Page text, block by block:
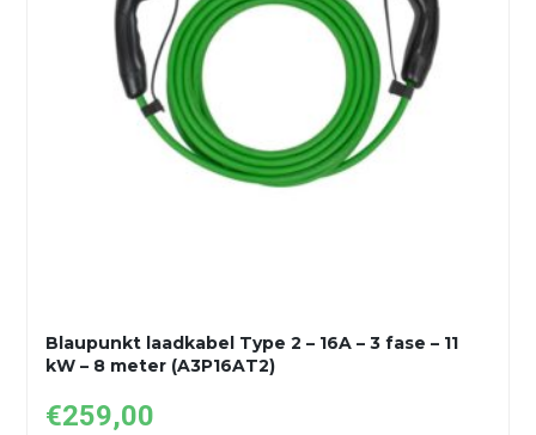
Blaupunkt laadkabel Type 2 – 16A – 3 fase – 11
kW – 8 meter (A3P16AT2)
€259,00